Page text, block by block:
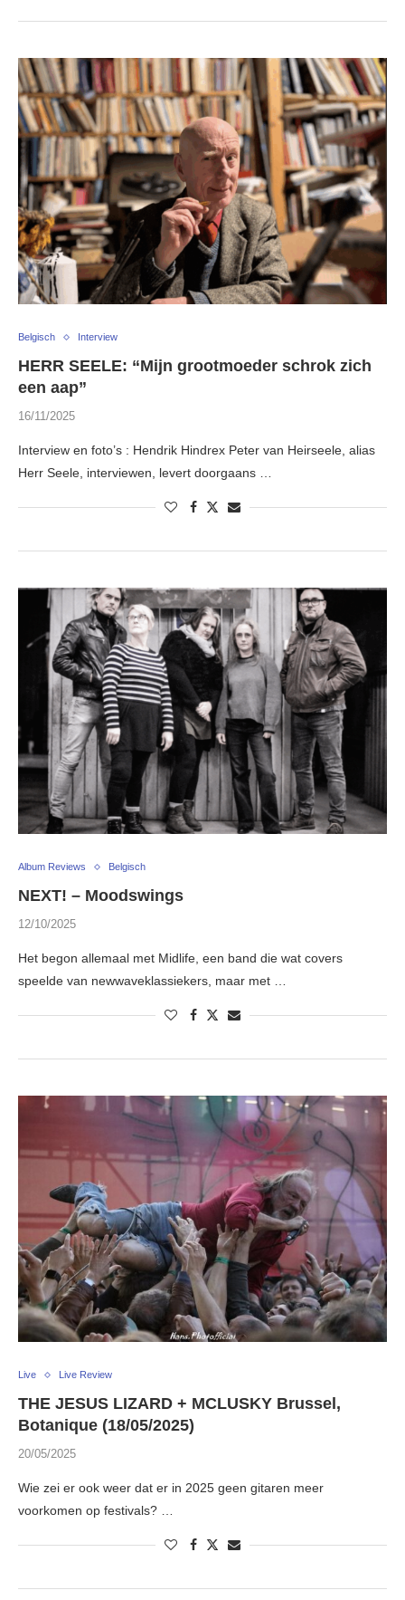
Belgisch Interview
HERR SEELE: “Mijn grootmoeder schrok zich
een aap”
16/11/2025
Interview en foto’s : Hendrik Hindrex Peter van Heirseele, alias
Herr Seele, interviewen, levert doorgaans …
Album Reviews Belgisch
NEXT! – Moodswings
12/10/2025
Het begon allemaal met Midlife, een band die wat covers
speelde van newwaveklassiekers, maar met …
Live Live Review
THE JESUS LIZARD + MCLUSKY Brussel,
Botanique (18/05/2025)
20/05/2025
Wie zei er ook weer dat er in 2025 geen gitaren meer
voorkomen op festivals? …